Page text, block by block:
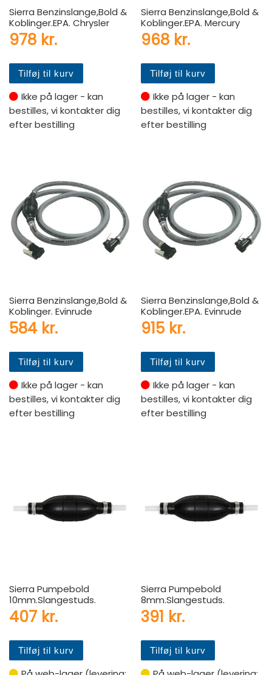
Sierra Benzinslange,Bold &
Koblinger.EPA. Chrysler
978 kr.
Tilføj til kurv
Ikke på lager - kan
bestilles, vi kontakter dig
efter bestilling
Sierra Benzinslange,Bold &
Koblinger.EPA. Mercury
968 kr.
Tilføj til kurv
Ikke på lager - kan
bestilles, vi kontakter dig
efter bestilling
Sierra Benzinslange,Bold &
Koblinger. Evinrude
584 kr.
Tilføj til kurv
Ikke på lager - kan
bestilles, vi kontakter dig
efter bestilling
Sierra Benzinslange,Bold &
Koblinger.EPA. Evinrude
915 kr.
Tilføj til kurv
Ikke på lager - kan
bestilles, vi kontakter dig
efter bestilling
Sierra Pumpebold
10mm.Slangestuds.
407 kr.
Tilføj til kurv
Sierra Pumpebold
8mm.Slangestuds.
391 kr.
Tilføj til kurv